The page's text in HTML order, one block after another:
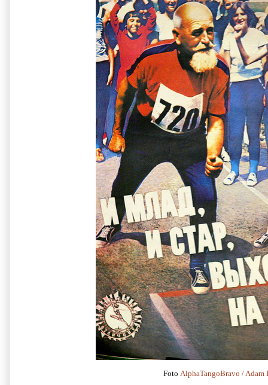
Foto AlphaTangoBravo / Adam